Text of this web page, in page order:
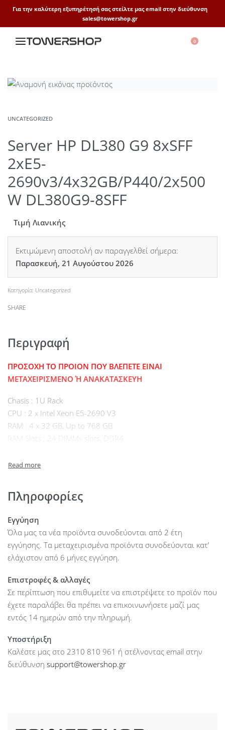
Για την καλύτερη εξυπηρέτησή σας στείλτε μας email στην διεύθυνση
sales@towershop.gr
0
UNCATEGORIZED
Server HP DL380 G9 8xSFF
2xE5-
2690v3/4x32GB/P440/2x500
W DL380G9-8SFF
Τιμή Λιανικής
Εκτιμώμενη αποστολή αν παραγγελθεί σήμερα:
Παρασκευή, 21 Αυγούστου 2026
Κατηγορία: Uncategorized
SHARE
Περιγραφή
ΠΡΟΣΟΧΗ ΤΟ ΠΡΟΙΟΝ ΠΟΥ ΒΛΕΠΕΤΕ ΕΙΝΑΙ
ΜΕΤΑΧΕΙΡΙΣΜΕΝΟ Ή ΑΝΑΚΑΤΑΣΚΕΥΗ
Chasis : 1U Rack
CPU : 2 x Intel Xeon E5-2690 V3
RAM : 4 x 32 GB, Up to 768 GB
RAM Slots : 24 DIMMs slots, DDR4
Internal Storage (max) : 8 SFF HDD Bays
Internal Raid Controllers : P440
PCI Slots : 2 PCIe Standard
PSU: 2 x 500 W
Πληροφορίες
Εγγύηση
Όλα μας τα νέα προϊόντα συνοδεύονται από 2 έτη
εγγύησης. Τα μεταχειρισμένα προϊόντα συνοδεύονται κατ’
ελάχιστον από 6 μήνες εγγύηση.
Επιστροφές & αλλαγές
Σε περίπτωση που επιθυμείτε να επιστρέψετε το προϊόν που
έχετε παραλάβει θα πρέπει να επικοινωνήσετε μαζί μας
εντός 14 ημερών από την πληρωμή.
Υποστήριξη
Καλέστε μας στο 2310 810 961 ή στέλνοντας email στην
διεύθυνση support@towershop.gr